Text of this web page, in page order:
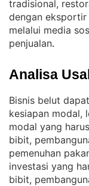
tradisional,
dengan eksportir
melalui media
penjualan.
Analisa
Bisnis belut
kesiapan modal,
modal yang
bibit,
pemenuhan
investasi yang
bibit,